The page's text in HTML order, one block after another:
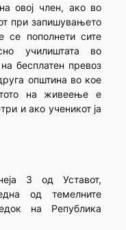
овој член, ако во
при запишувањето
се пополнети сите
училиштата во
бесплатен превоз
општина во кое
на живеење е
и ако ученикот ја
3 од Уставот,
од темелните
на Република